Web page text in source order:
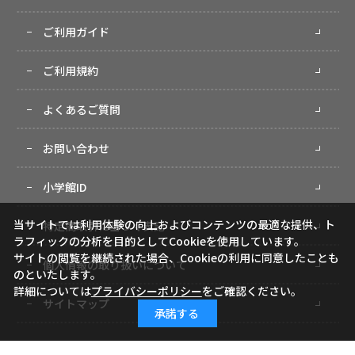
ご利用ガイド
ご利用規約
よくあるご質問
お問い合わせ
小学館ID
特定商取引に基づく表記
個人情報の取り扱いについて
サイトマップ
当サイトでは利用体験の向上およびコンテンツの最適な提供、ト
ラフィックの分析を目的としてCookieを使用しています。
サイトの閲覧を継続された場合、Cookieの利用に同意したことも
のといたします。
詳細についてはプライバシーポリシーをご確認ください。
承諾する